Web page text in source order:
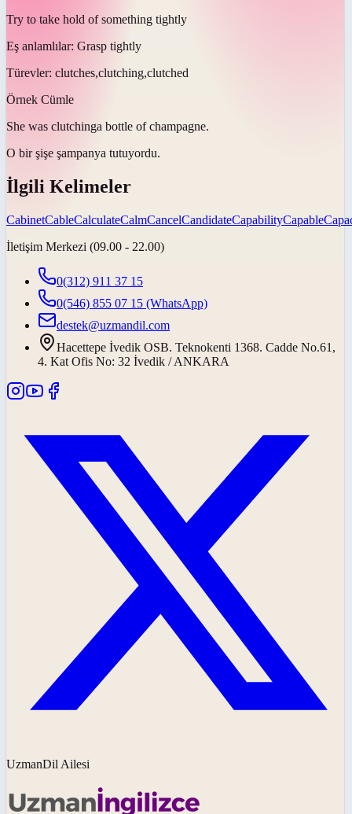
Try to take hold of something tightly
Eş anlamlılar: Grasp tightly
Türevler: clutches,clutching,clutched
Örnek Cümle
She was clutchinga bottle of champagne.
O bir şişe şampanya tutuyordu.
İlgili Kelimeler
CabinetCableCalculateCalmCancelCandidateCapabilityCapable
İletişim Merkezi (09.00 - 22.00)
0(312) 911 37 15
0(546) 855 07 15 (WhatsApp)
destek@uzmandil.com
Hacettepe İvedik OSB. Teknokenti 1368. Cadde No.61,
4. Kat Ofis No: 32 İvedik / ANKARA
UzmanDil Ailesi